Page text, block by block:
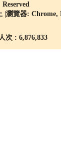
Reserved
瀏覽器: Chrome,
次 : 6,876,833